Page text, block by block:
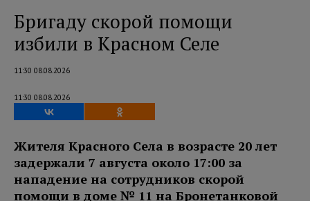
Бригаду скорой помощи
избили в Красном Селе
11:30 08.08.2026
11:30 08.08.2026
Жителя Красного Села в возрасте 20 лет
задержали 7 августа около 17:00 за
нападение на сотрудников скорой
помощи в доме № 11 на Бронетанковой